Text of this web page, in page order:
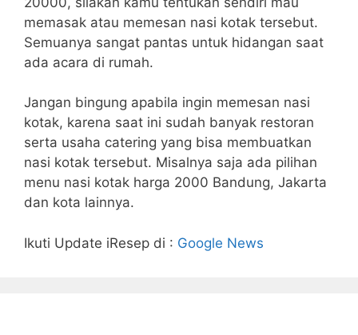
memasak atau memesan nasi kotak tersebut.
Semuanya sangat pantas untuk hidangan saat
ada acara di rumah.
Jangan bingung apabila ingin memesan nasi
kotak, karena saat ini sudah banyak restoran
serta usaha catering yang bisa membuatkan
nasi kotak tersebut. Misalnya saja ada pilihan
menu nasi kotak harga 2000 Bandung, Jakarta
dan kota lainnya.
Ikuti Update iResep di : Google News